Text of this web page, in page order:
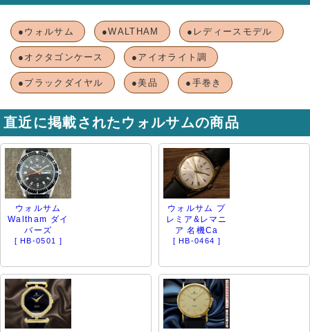
●ウォルサム ●WALTHAM ●レディースモデル
●オクタゴンケース ●アイオライト調
●ブラックダイヤル ●美品 ●手巻き
直近に掲載されたウォルサムの商品
ウォルサム
Waltham ダイ
バーズ
[ HB-0501 ]
ウォルサム プ
レミア&レマニ
ア 名機Ca
[ HB-0464 ]